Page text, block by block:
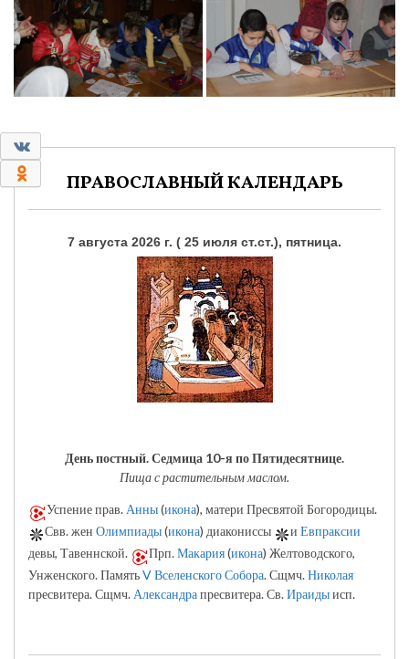
0
0ПРАВОСЛАВНЫЙ КАЛЕНДАРЬ
7 августа 2026 г. ( 25 июля ст.ст.), пятница.
День постный.Седмица 10-я по Пятидесятнице.
Пища с растительным маслом.
Успение прав. Анны(икона), матери Пресвятой Богородицы.
Свв. жен Олимпиады(икона) диакониссы и Евпраксии
девы, Тавеннской.
Прп.Макария(икона) Желтоводского,
Унженского. ПамятьV Вселенского Собора. Сщмч.Николая
пресвитера. Сщмч. Александрапресвитера. Св.Ираидыисп.